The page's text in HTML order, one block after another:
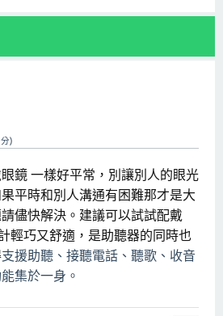
分)
鏡 一樣好平常，別讓別人的眼光
平時和別人溝通有困難那才是大
儘快解決。 建議可以試試配戴
輕巧又舒適，是助聽器的同時也
支援助聽、接聽電話、聽歌、收音
集於一身。